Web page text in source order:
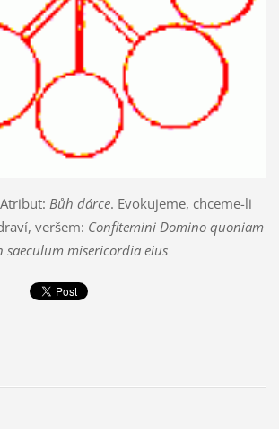
Bůh dárce. Evokujeme, chceme-li
veršem: Confitemini Domino quoniam
misericordia eius